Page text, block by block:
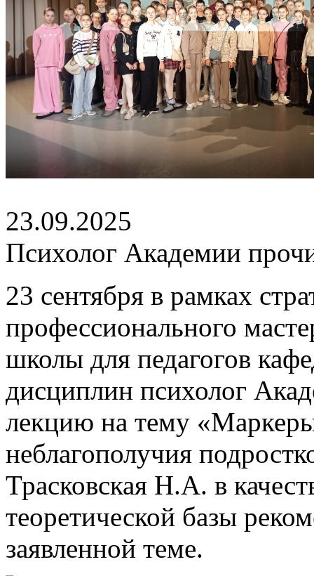
23.09.2025
Психолог Академии
23 сентября в рамках
профессионального
школы для педагогов
дисциплин психолог
лекцию на тему
неблагополучия
Трасковская Н.А. в
теоретической базы
заявленной теме.